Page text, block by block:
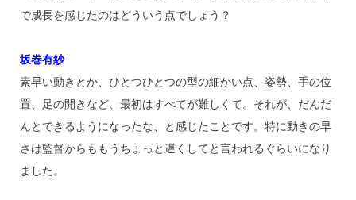
で成長を感じたのはどういう点でしょう？
坂巻有紗
素早い動きとか、ひとつひとつの型の細かい点、姿勢、手の位
置、足の開きなど、最初はすべてが難しくて。それが、だんだ
んとできるようになったな、と感じたことです。特に動きの早
さは監督からももうちょっと遅くしてと言われるぐらいになり
ました。